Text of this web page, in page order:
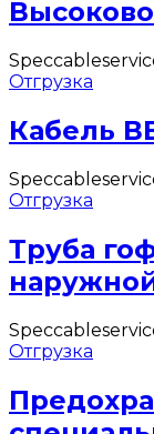
Отгрузка
Кабель
Отгрузка
Труба
Отгрузка